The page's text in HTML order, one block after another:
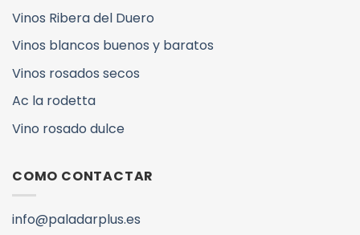
Vinos Ribera del Duero
Vinos blancos buenos y baratos
Vinos rosados secos
Ac la rodetta
Vino rosado dulce
COMO CONTACTAR
info@paladarplus.es